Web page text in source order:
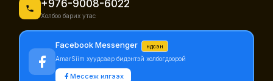
+976-9008-6022
Холбоо барих утас
Facebook Messenger Үндсэн
AmarSiim хуудсаар бидэнтэй холбогдоорой
Мессеж илгээх